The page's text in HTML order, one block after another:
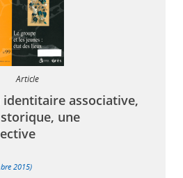
Article
associative,
une
2015)